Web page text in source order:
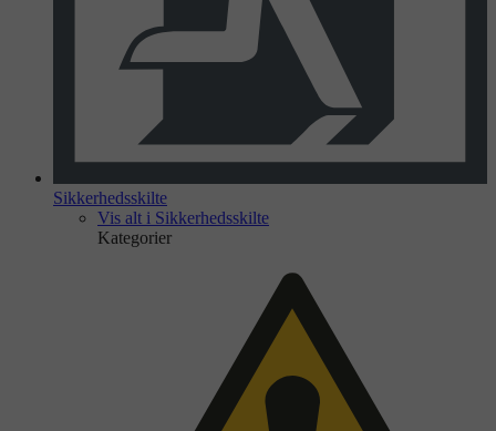
Sikkerhedsskilte
Vis alt i Sikkerhedsskilte
Kategorier